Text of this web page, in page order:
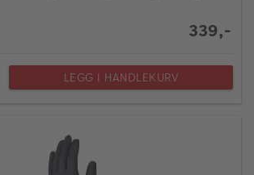
339,-
LEGG I HANDLEKURV